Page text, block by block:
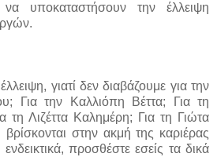
υποκαταστήσουν την έλλειψη
γιατί δεν διαβάζουμε για την
Για την Καλλιόπη Βέττα; Για τη
τη Λιζέττα Καλημέρη; Για τη Γιώτα
στην ακμή της καριέρας
προσθέστε εσείς τα δικά